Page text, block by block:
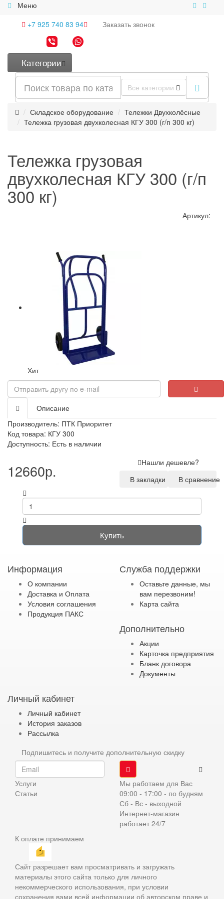
Меню
+7 925 740 83 94
Заказать звонок
Категории
Все категории
Складское оборудование
Тележки Двухколёсные
Тележка грузовая двухколесная КГУ 300 (г/п 300 кг)
Тележка грузовая
двухколесная КГУ 300 (г/п
300 кг)
Артикул:
Хит
Описание
Производитель: ПТК Приоритет
Код товара: КГУ 300
Доступность: Есть в наличии
12660р.
Нашли дешевле?
В закладки
В сравнение
Купить
Информация
О компании
Доставка и Оплата
Условия соглашения
Продукция ПАКС
Служба поддержки
Оставьте данные, мы
вам перезвоним!
Карта сайта
Дополнительно
Акции
Карточка предприятия
Бланк договора
Документы
Личный кабинет
Личный кабинет
История заказов
Рассылка
Подпишитесь и получите дополнительную скидку
Услуги
Статьи
Мы работаем для Вас
09:00 - 17:00 - по будням
Сб - Вс - выходной
Интернет-магазин
работает 24/7
К оплате принимаем
Сайт разрешает вам просматривать и загружать
материалы этого сайта только для личного
некоммерческого использования, при условии
сохранения вами всей информации об авторском праве и